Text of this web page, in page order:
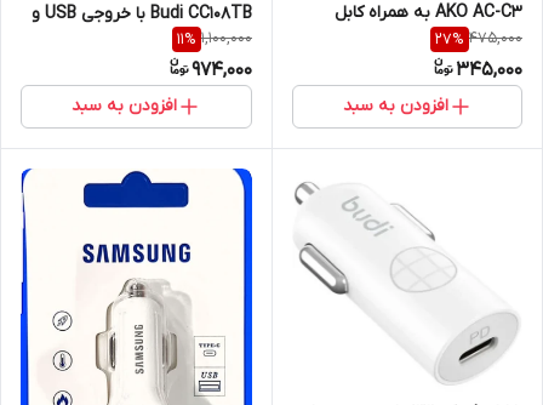
AKO AC-C3 به همراه کابل
TYPE-C
475,000
27%
345,000
افزودن به سبد
Budi CC108TB با خروجی USB و
(۶ ماه تعویض)
1,100,000
11%
974,000
افزودن به سبد